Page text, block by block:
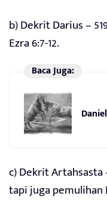
b) Dekrit Darius –
Ezra 6:7-12.
Baca Juga:
c) Dekrit Artahsasta
tapi juga pemulihan